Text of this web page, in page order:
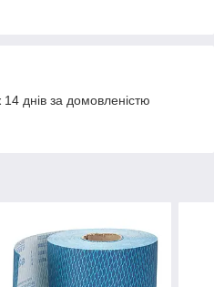
днів за домовленістю